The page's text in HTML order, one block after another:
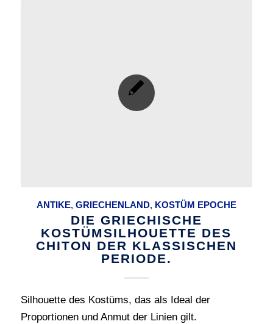
ANTIKE, GRIECHENLAND, KOSTÜM EPOCHE
DIE GRIECHISCHE
KOSTÜMSILHOUETTE DES
CHITON DER KLASSISCHEN
PERIODE.
Silhouette des Kostüms, das als Ideal der
Proportionen und Anmut der Linien gilt.